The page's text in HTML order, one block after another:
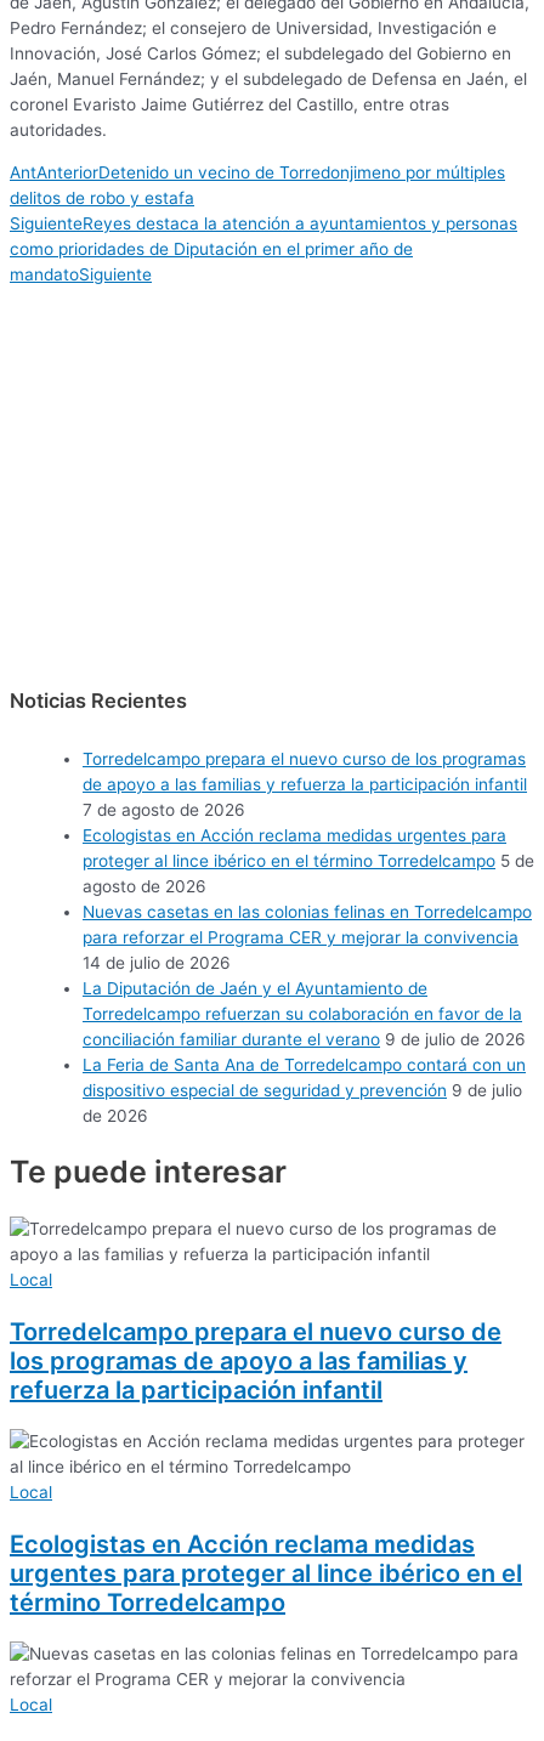
Pedro Fernández; el consejero de Universidad, Investigación e
Innovación, José Carlos Gómez; el subdelegado del Gobierno en
Jaén, Manuel Fernández; y el subdelegado de Defensa en Jaén, el
coronel Evaristo Jaime Gutiérrez del Castillo, entre otras
autoridades.
AntAnteriorDetenido un vecino de Torredonjimeno por múltiples
delitos de robo y estafa
SiguienteReyes destaca la atención a ayuntamientos y personas
como prioridades de Diputación en el primer año de
mandatoSiguiente
Noticias Recientes
Torredelcampo prepara el nuevo curso de los programas
de apoyo a las familias y refuerza la participación infantil
7 de agosto de 2026
Ecologistas en Acción reclama medidas urgentes para
proteger al lince ibérico en el término Torredelcampo 5 de
agosto de 2026
Nuevas casetas en las colonias felinas en Torredelcampo
para reforzar el Programa CER y mejorar la convivencia
14 de julio de 2026
La Diputación de Jaén y el Ayuntamiento de
Torredelcampo refuerzan su colaboración en favor de la
conciliación familiar durante el verano 9 de julio de 2026
La Feria de Santa Ana de Torredelcampo contará con un
dispositivo especial de seguridad y prevención 9 de julio
de 2026
Te puede interesar
Local
Torredelcampo prepara el nuevo curso de
los programas de apoyo a las familias y
refuerza la participación infantil
Local
Ecologistas en Acción reclama medidas
urgentes para proteger al lince ibérico en el
término Torredelcampo
Local